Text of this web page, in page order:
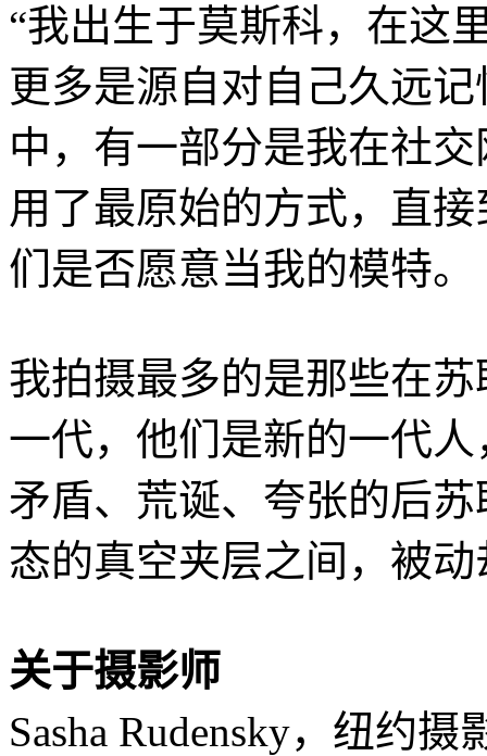
“我出生于莫斯科，在这
更多是源自对自己久远
中，有一部分是我在社
用了最原始的方式，直
们是否愿意当我的模特。
我拍摄最多的是那些在
一代，他们是新的一代
矛盾、荒诞、夸张的后
态的真空夹层之间，被
关于摄影师
Sasha Rudensky，纽约